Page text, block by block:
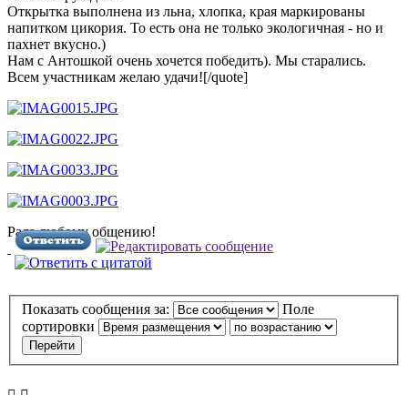
Открытка выполнена из льна, хлопка, края маркированы
напитком цикория. То есть она не только экологичная - но и
пахнет вкусно.)
Нам с Антошкой очень хочется победить). Мы старались.
Всем участникам желаю удачи![/quote]
Рада любому общению!
Показать сообщения за:
Поле
сортировки